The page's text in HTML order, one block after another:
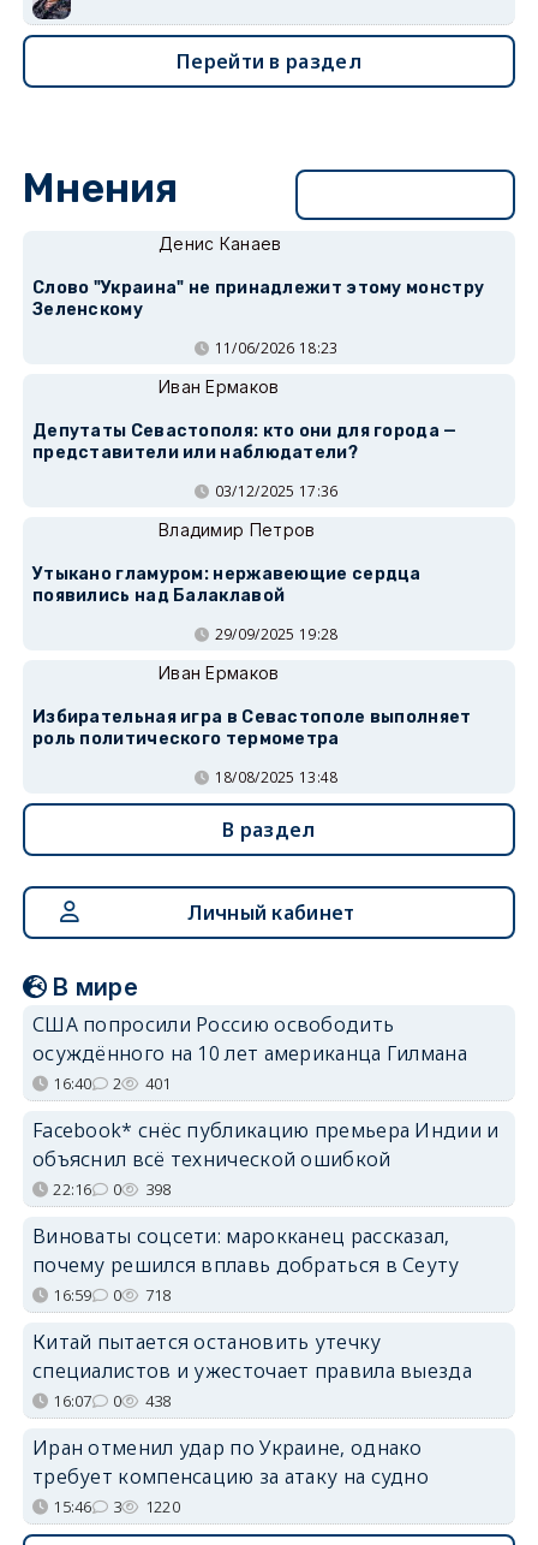
Перейти в раздел
Мнения
Денис Канаев
Слово "Украина" не принадлежит этому монстру
Зеленскому
11/06/2026 18:23
Иван Ермаков
Депутаты Севастополя: кто они для города —
представители или наблюдатели?
03/12/2025 17:36
Владимир Петров
Утыкано гламуром: нержавеющие сердца
появились над Балаклавой
29/09/2025 19:28
Иван Ермаков
Избирательная игра в Севастополе выполняет
роль политического термометра
18/08/2025 13:48
В раздел
Личный кабинет
В мире
США попросили Россию освободить
осуждённого на 10 лет американца Гилмана
16:40 2 401
Facebook* снёс публикацию премьера Индии и
объяснил всё технической ошибкой
22:16 0 398
Виноваты соцсети: марокканец рассказал,
почему решился вплавь добраться в Сеуту
16:59 0 718
Китай пытается остановить утечку
специалистов и ужесточает правила выезда
16:07 0 438
Иран отменил удар по Украине, однако
требует компенсацию за атаку на судно
15:46 3 1220